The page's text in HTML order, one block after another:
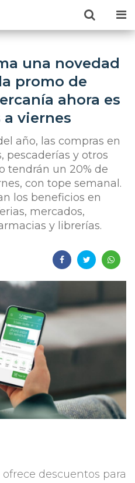
una novedad
promo de
ahora es
viernes
año, las compras en
pescaderías y otros
tendrán un 20% de
con tope semanal.
los beneficios en
mercados,
y librerías.
descuentos para